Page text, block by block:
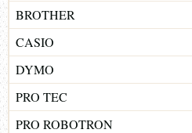
BROTHER
CASIO
DYMO
PRO TEC
PRO ROBOTRON